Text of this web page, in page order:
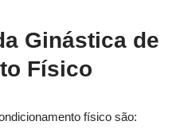
Ginástica de
Físico
físico são: